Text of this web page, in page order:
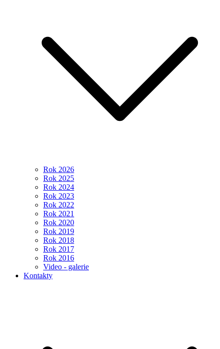
Rok 2026
Rok 2025
Rok 2024
Rok 2023
Rok 2022
Rok 2021
Rok 2020
Rok 2019
Rok 2018
Rok 2017
Rok 2016
Video - galerie
Kontakty